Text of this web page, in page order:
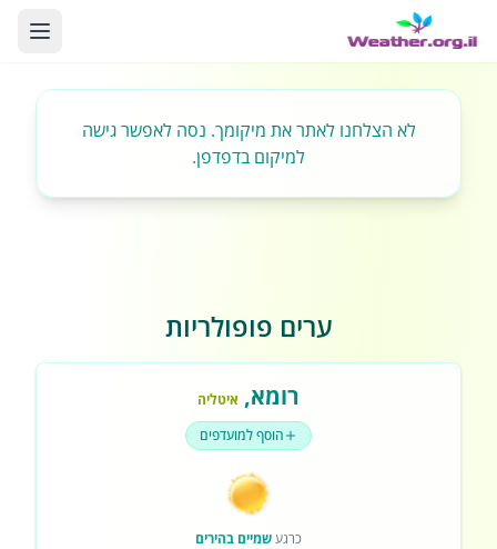
לא הצלחנו לאתר את מיקומך. נסה לאפשר גישה
למיקום בדפדפן.
ערים פופולריות
רומא, איטליה
הוסף למועדפים
כרגעשמיים בהירים